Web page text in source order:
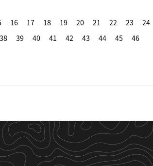
16 17 18 19 20 21 22 23
24
38 39 40 41 42 43 44 45
46